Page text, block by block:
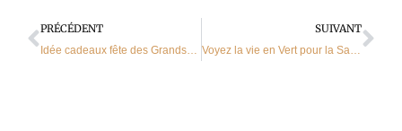
Précédent
PRÉCÉDENT
Idée cadeaux fête des Grands-mères
SUIVANT
Voyez la vie en Vert pour la Saint-Patrick !